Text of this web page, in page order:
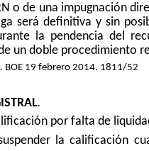
o de una impugnación
será definitiva y sin
la pendencia del
un doble procedimiento
. BOE 19 febrero 2014. 1811/52
.
por falta de
la calificación